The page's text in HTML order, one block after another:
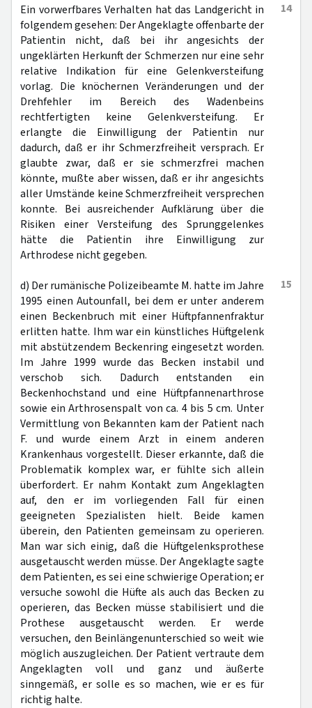
14
Ein vorwerfbares Verhalten hat das Landgericht in
folgendem gesehen: Der Angeklagte offenbarte der
Patientin nicht, daß bei ihr angesichts der
ungeklärten Herkunft der Schmerzen nur eine sehr
relative Indikation für eine Gelenkversteifung
vorlag. Die knöchernen Veränderungen und der
Drehfehler im Bereich des Wadenbeins
rechtfertigten keine Gelenkversteifung. Er
erlangte die Einwilligung der Patientin nur
dadurch, daß er ihr Schmerzfreiheit versprach. Er
glaubte zwar, daß er sie schmerzfrei machen
könnte, mußte aber wissen, daß er ihr angesichts
aller Umstände keine Schmerzfreiheit versprechen
konnte. Bei ausreichender Aufklärung über die
Risiken einer Versteifung des Sprunggelenkes
hätte die Patientin ihre Einwilligung zur
Arthrodese nicht gegeben.
15
d) Der rumänische Polizeibeamte M. hatte im Jahre
1995 einen Autounfall, bei dem er unter anderem
einen Beckenbruch mit einer Hüftpfannenfraktur
erlitten hatte. Ihm war ein künstliches Hüftgelenk
mit abstützendem Beckenring eingesetzt worden.
Im Jahre 1999 wurde das Becken instabil und
verschob sich. Dadurch entstanden ein
Beckenhochstand und eine Hüftpfannenarthrose
sowie ein Arthrosenspalt von ca. 4 bis 5 cm. Unter
Vermittlung von Bekannten kam der Patient nach
F. und wurde einem Arzt in einem anderen
Krankenhaus vorgestellt. Dieser erkannte, daß die
Problematik komplex war, er fühlte sich allein
überfordert. Er nahm Kontakt zum Angeklagten
auf, den er im vorliegenden Fall für einen
geeigneten Spezialisten hielt. Beide kamen
überein, den Patienten gemeinsam zu operieren.
Man war sich einig, daß die Hüftgelenksprothese
ausgetauscht werden müsse. Der Angeklagte sagte
dem Patienten, es sei eine schwierige Operation; er
versuche sowohl die Hüfte als auch das Becken zu
operieren, das Becken müsse stabilisiert und die
Prothese ausgetauscht werden. Er werde
versuchen, den Beinlängenunterschied so weit wie
möglich auszugleichen. Der Patient vertraute dem
Angeklagten voll und ganz und äußerte
sinngemäß, er solle es so machen, wie er es für
richtig halte.